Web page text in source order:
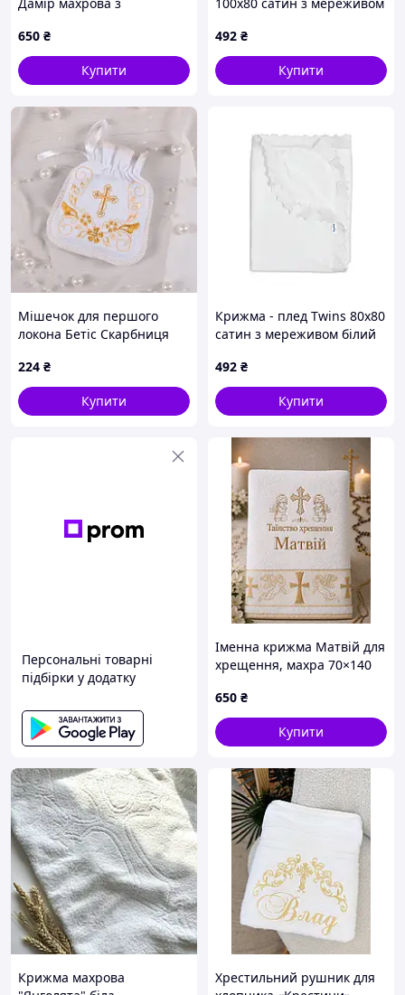
650 ₴
Купити
492 ₴
Купити
Мішечок для першого
локона Бетіс Скарбниця
Золотий 27682429
224 ₴
Купити
Крижма - плед Twins 80x80
сатин з мереживом білий
492 ₴
Купити
Персональні товарні
підбірки у додатку
Іменна крижма Матвій для
хрещення, махра 70×140
650 ₴
Купити
Крижма махрова
Хрестильний рушник для